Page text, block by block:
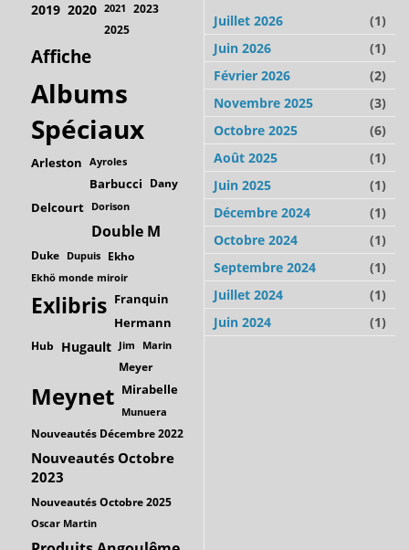
2019 2020 2021 2023
2025
Affiche
Albums
Spéciaux
Arleston Ayroles
Barbucci Dany
Delcourt Dorison
Double M
Duke Dupuis Ekho
Ekhö monde miroir
Exlibris Franquin
Hermann
Hub Hugault Jim Marin
Meyer
Meynet Mirabelle
Munuera
Nouveautés Décembre 2022
Nouveautés Octobre
2023
Nouveautés Octobre 2025
Oscar Martin
Juillet 2026
(1)
Juin 2026
(1)
Février 2026
(2)
Novembre 2025
(3)
Octobre 2025
(6)
Août 2025
(1)
Juin 2025
(1)
Décembre 2024
(1)
Octobre 2024
(1)
Septembre 2024
(1)
Juillet 2024
(1)
Juin 2024
(1)